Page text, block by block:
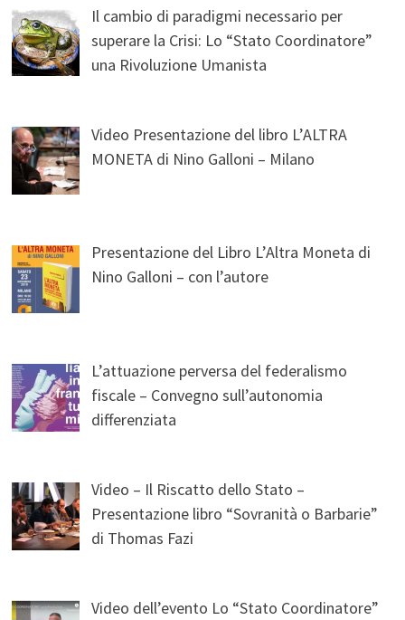
Il cambio di paradigmi necessario per
superare la Crisi: Lo “Stato Coordinatore”
una Rivoluzione Umanista
Video Presentazione del libro L’ALTRA
MONETA di Nino Galloni – Milano
Presentazione del Libro L’Altra Moneta di
Nino Galloni – con l’autore
L’attuazione perversa del federalismo
fiscale – Convegno sull’autonomia
differenziata
Video – Il Riscatto dello Stato –
Presentazione libro “Sovranità o Barbarie”
di Thomas Fazi
Video dell’evento Lo “Stato Coordinatore”